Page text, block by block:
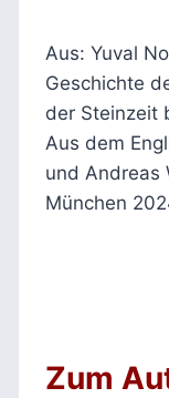
Aus: Yuval
Geschichte
der Steinzeit
Aus dem
und Andreas
München
Zum